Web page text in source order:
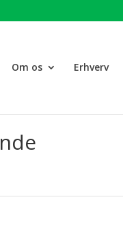
Om os Erhverv